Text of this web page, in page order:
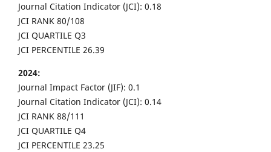
Journal Citation Indicator (JCI): 0.18
JCI RANK 80/108
JCI QUARTILE Q3
JCI PERCENTILE 26.39
2024:
Journal Impact Factor (JIF): 0.1
Journal Citation Indicator (JCI): 0.14
JCI RANK 88/111
JCI QUARTILE Q4
JCI PERCENTILE 23.25